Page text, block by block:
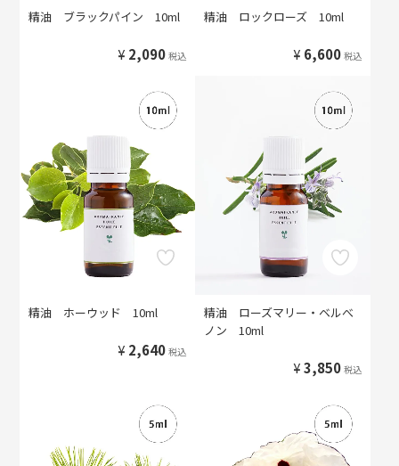
精油 ブラックパイン 10ml
¥ 2,090 税込
精油 ロックローズ 10ml
¥ 6,600 税込
精油 ホーウッド 10ml
¥ 2,640 税込
精油 ローズマリー・ベルべ
ノン 10ml
¥3,850 税込